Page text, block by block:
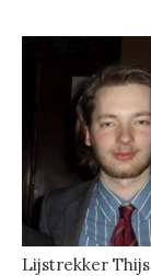
Lijstrekker Thijs